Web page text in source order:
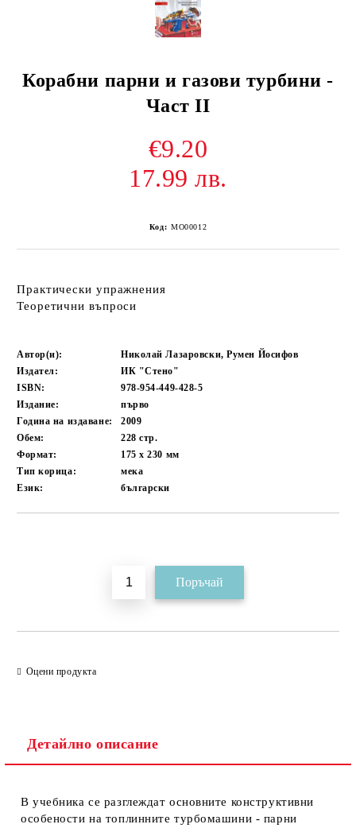
Корабни парни и газови турбини -
Част II
€9.20
17.99 лв.
Код: МО00012
Практически упражнения
Теоретични въпроси
Автор(и):
Николай Лазаровски, Румен Йосифов
Издател:
ИК "Стено"
ISBN:
978-954-449-428-5
Издание:
първо
Година на издаване:
2009
Обем:
228стр.
Формат:
175 x 230 мм
Тип корица:
мека
Език:
български
Оцени продукта
Детайлно описание
В учебника се разглеждат основните конструктивни
особености на топлинните турбомашини - парни